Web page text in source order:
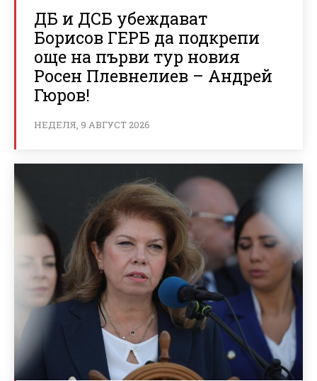
ДБ и ДСБ убеждават
Борисов ГЕРБ да подкрепи
още на първи тур новия
Росен Плевнелиев – Андрей
Гюров!
НЕДЕЛЯ, 9 АВГУСТ 2026